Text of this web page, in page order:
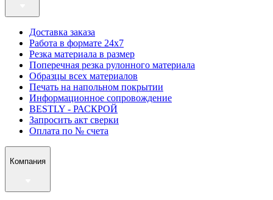
Доставка заказа
Работа в формате 24х7
Резка материала в размер
Поперечная резка рулонного материала
Образцы всех материалов
Печать на напольном покрытии
Информационное сопровождение
BESTLY - РАСКРОЙ
Запросить акт сверки
Оплата по № счета
Компания